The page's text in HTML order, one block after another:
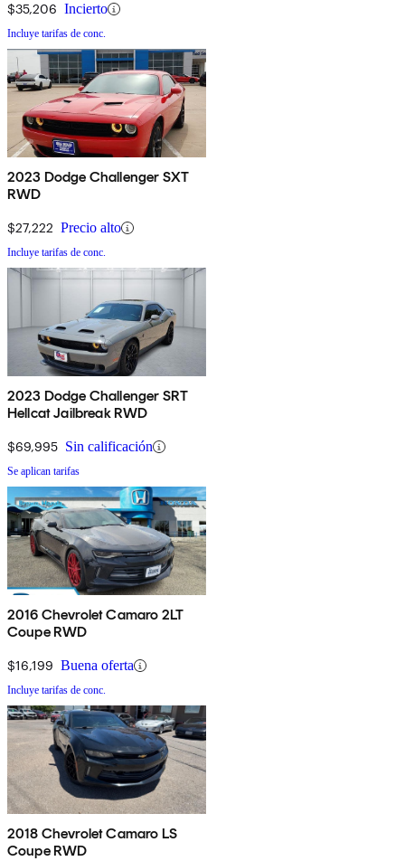
$35,206 Incierto
Incluye tarifas de conc.
2023 Dodge Challenger SXT
RWD
$27,222 Precio alto
Incluye tarifas de conc.
2023 Dodge Challenger SRT
Hellcat Jailbreak RWD
$69,995 Sin calificación
Se aplican tarifas
2016 Chevrolet Camaro 2LT
Coupe RWD
$16,199 Buena oferta
Incluye tarifas de conc.
2018 Chevrolet Camaro LS
Coupe RWD